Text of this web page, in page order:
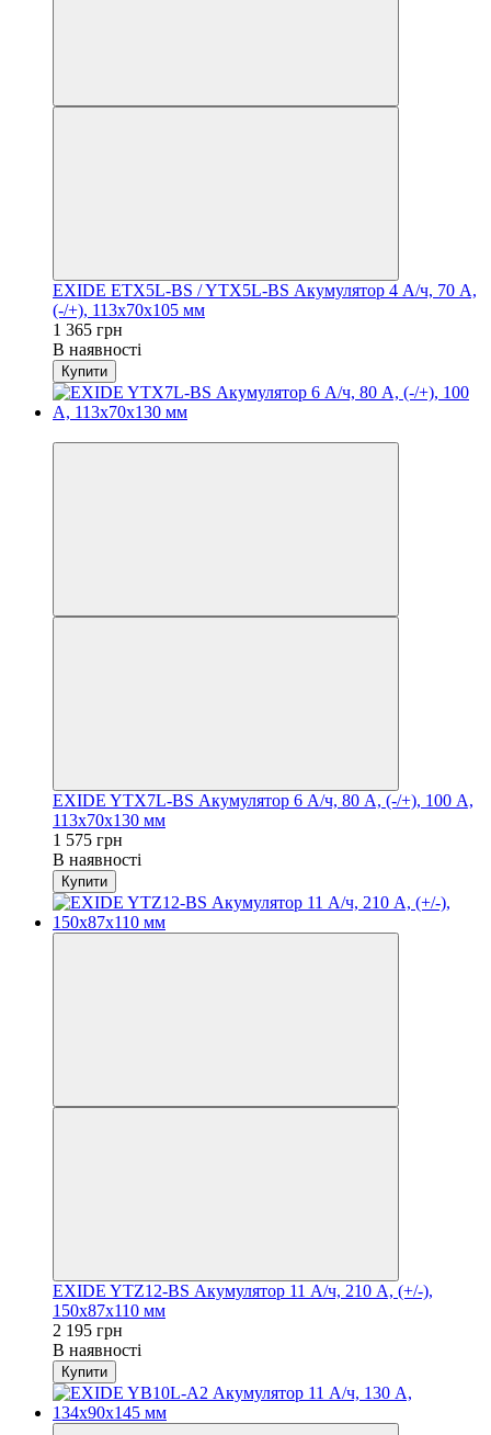
EXIDE ETX5L-BS / YTX5L-BS Акумулятор 4 А/ч, 70 А,
(-/+), 113х70х105 мм
1 365 грн
В наявності
Купити
EXIDE YTX7L-BS Акумулятор 6 А/ч, 80 А, (-/+), 100 А,
113х70х130 мм
1 575 грн
В наявності
Купити
EXIDE YTZ12-BS Акумулятор 11 А/ч, 210 А, (+/-),
150х87х110 мм
2 195 грн
В наявності
Купити